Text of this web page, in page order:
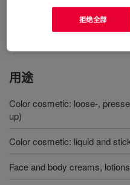
国际化妆品原料命名
基二甲基硅氧烷交联聚
用途
Color cosmetic: loose-,
up)
Color cosmetic: liquid and
Face and body creams,
拒绝全部